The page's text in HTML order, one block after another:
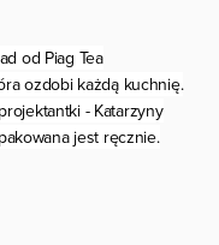
od Piag Tea
ozdobi każdą kuchnię.
- Katarzyny
jest ręcznie.